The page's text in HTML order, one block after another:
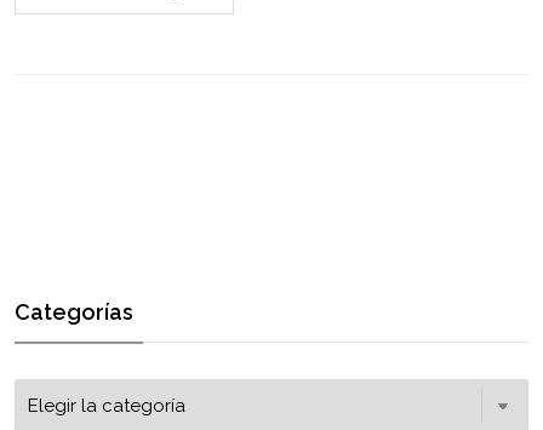
Categorías